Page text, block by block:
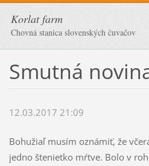
Korlat farm
Chovná stanica slovenských čuvačov
Smutná
12.03.2017 21:09
Bohužiaľ musím oznámiť, že
jedno štenietko mŕtve. Bolo v